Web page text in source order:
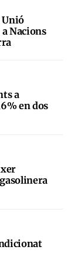
Unió
Nacions
a
en dos